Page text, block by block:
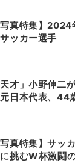
写真特集】
ッカー選手
天才」小野伸二
日本代表、44
写真特集】サッ
挑むW杯激闘